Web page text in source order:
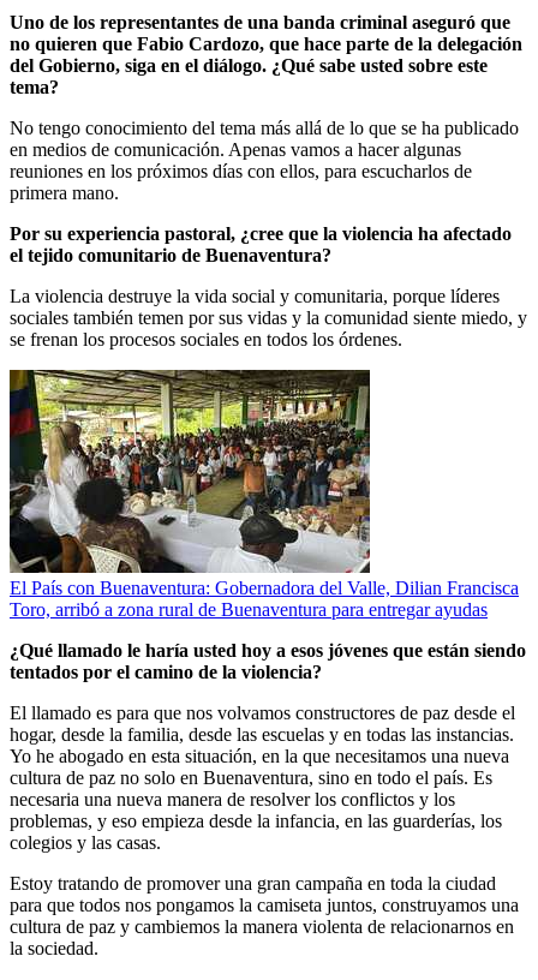
Uno de los representantes de una banda criminal aseguró que
no quieren que Fabio Cardozo, que hace parte de la delegación
del Gobierno, siga en el diálogo. ¿Qué sabe usted sobre este
tema?
No tengo conocimiento del tema más allá de lo que se ha publicado
en medios de comunicación. Apenas vamos a hacer algunas
reuniones en los próximos días con ellos, para escucharlos de
primera mano.
Por su experiencia pastoral, ¿cree que la violencia ha afectado
el tejido comunitario de Buenaventura?
La violencia destruye la vida social y comunitaria, porque líderes
sociales también temen por sus vidas y la comunidad siente miedo, y
se frenan los procesos sociales en todos los órdenes.
El País con Buenaventura: Gobernadora del Valle, Dilian Francisca
Toro, arribó a zona rural de Buenaventura para entregar ayudas
¿Qué llamado le haría usted hoy a esos jóvenes que están siendo
tentados por el camino de la violencia?
El llamado es para que nos volvamos constructores de paz desde el
hogar, desde la familia, desde las escuelas y en todas las instancias.
Yo he abogado en esta situación, en la que necesitamos una nueva
cultura de paz no solo en Buenaventura, sino en todo el país. Es
necesaria una nueva manera de resolver los conflictos y los
problemas, y eso empieza desde la infancia, en las guarderías, los
colegios y las casas.
Estoy tratando de promover una gran campaña en toda la ciudad
para que todos nos pongamos la camiseta juntos, construyamos una
cultura de paz y cambiemos la manera violenta de relacionarnos en
la sociedad.